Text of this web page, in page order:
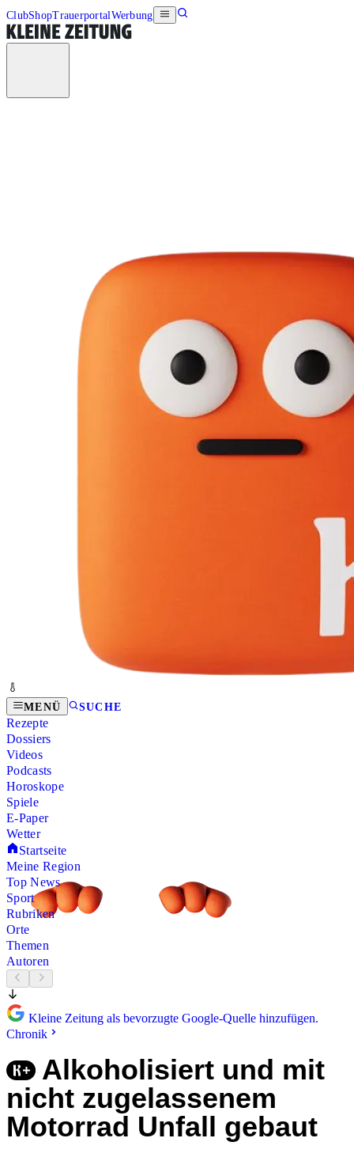
ClubShopTrauerportalWerbung
MENÜ SUCHE
Rezepte
Dossiers
Videos
Podcasts
Horoskope
Spiele
E-Paper
Wetter
Startseite
Meine Region
Top News
Sport
Rubriken
Orte
Themen
Autoren
Kleine Zeitung als bevorzugte Google-Quelle hinzufügen.
Chronik
Alkoholisiert und mit
nicht zugelassenem
Motorrad Unfall gebaut